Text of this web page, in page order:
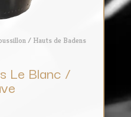
/ Hauts de Badens
Le Blanc /